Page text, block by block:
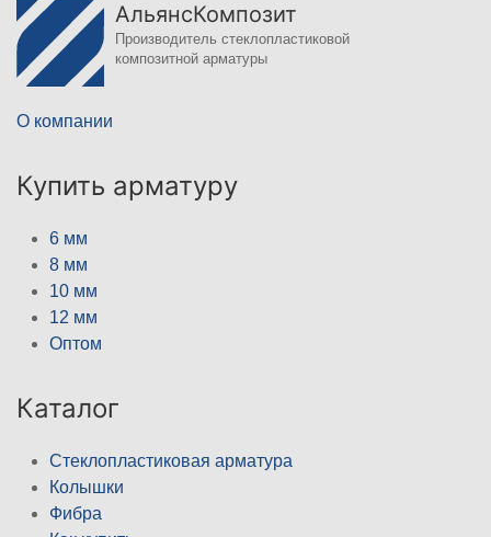
АльянсКомпозит
Производитель стеклопластиковой
композитной арматуры
О компании
Купить арматуру
6 мм
8 мм
10 мм
12 мм
Оптом
Каталог
Стеклопластиковая арматура
Колышки
Фибра